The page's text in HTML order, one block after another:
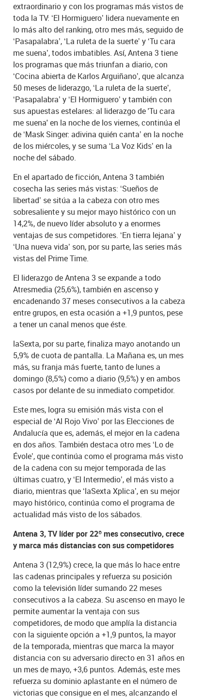
extraordinario y con los programas más vistos de
toda la TV: ‘El Hormiguero’ lidera nuevamente en
lo más alto del ranking, otro mes más, seguido de
‘Pasapalabra’, ‘La ruleta de la suerte’ y ‘Tu cara
me suena’, todos imbatibles. Así, Antena 3 tiene
los programas que más triunfan a diario, con
‘Cocina abierta de Karlos Arguiñano’, que alcanza
50 meses de liderazgo, ‘La ruleta de la suerte’,
‘Pasapalabra’ y ‘El Hormiguero’ y también con
sus apuestas estelares: al liderazgo de 'Tu cara
me suena' en la noche de los viernes, continúa el
de ‘Mask Singer: adivina quién canta’ en la noche
de los miércoles, y se suma ‘La Voz Kids’ en la
noche del sábado.
En el apartado de ficción, Antena 3 también
cosecha las series más vistas: ‘Sueños de
libertad’ se sitúa a la cabeza con otro mes
sobresaliente y su mejor mayo histórico con un
14,2%, de nuevo líder absoluto y a enormes
ventajas de sus competidores. ‘En tierra lejana’ y
‘Una nueva vida’ son, por su parte, las series más
vistas del Prime Time.
El liderazgo de Antena 3 se expande a todo
Atresmedia (25,6%), también en ascenso y
encadenando 37 meses consecutivos a la cabeza
entre grupos, en esta ocasión a +1,9 puntos, pese
a tener un canal menos que éste.
laSexta, por su parte, finaliza mayo anotando un
5,9% de cuota de pantalla. La Mañana es, un mes
más, su franja más fuerte, tanto de lunes a
domingo (8,5%) como a diario (9,5%) y en ambos
casos por delante de su inmediato competidor.
Este mes, logra su emisión más vista con el
especial de ‘Al Rojo Vivo’ por las Elecciones de
Andalucía que es, además, el mejor en la cadena
en dos años. También destaca otro mes ‘Lo de
Évole’, que continúa como el programa más visto
de la cadena con su mejor temporada de las
últimas cuatro, y ‘El Intermedio’, el más visto a
diario, mientras que ‘laSexta Xplica’, en su mejor
mayo histórico, continúa como el programa de
actualidad más visto de los sábados.
Antena 3, TV líder por 22º mes consecutivo, crece
y marca más distancias con sus competidores
Antena 3 (12,9%) crece, la que más lo hace entre
las cadenas principales y refuerza su posición
como la televisión líder sumando 22 meses
consecutivos a la cabeza. Su ascenso en mayo le
permite aumentar la ventaja con sus
competidores, de modo que amplía la distancia
con la siguiente opción a +1,9 puntos, la mayor
de la temporada, mientras que marca la mayor
distancia con su adversario directo en 31 años en
un mes de mayo, +3,6 puntos. Además, este mes
refuerza su dominio aplastante en el número de
victorias que consigue en el mes, alcanzando el